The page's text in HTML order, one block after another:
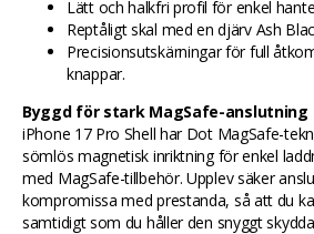
Lätt och halkfri profil för enkel
Reptåligt skal med en djärv Ash
Precisionsutskärningar för full
knappar.
Byggd för stark MagSafe-anslutning
iPhone 17 Pro Shell har Dot MagSafe-
sömlös magnetisk inriktning för enkel
med MagSafe-tillbehör. Upplev säker
kompromissa med prestanda, så att du
samtidigt som du håller den snyggt